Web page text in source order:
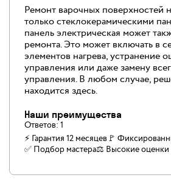
Ремонт варочных поверхностей
только стеклокерамическими
панель электрическая может
ремонта. Это может включать в
элементов нагрева, устранение
управления или даже замену
управления. В любом случае,
находится здесь.
Наши преимущества
Ответов: 1
⚡ Гарантия 12 месяцев🚩
✅️ Подбор мастера⚖️ Высокие оценки